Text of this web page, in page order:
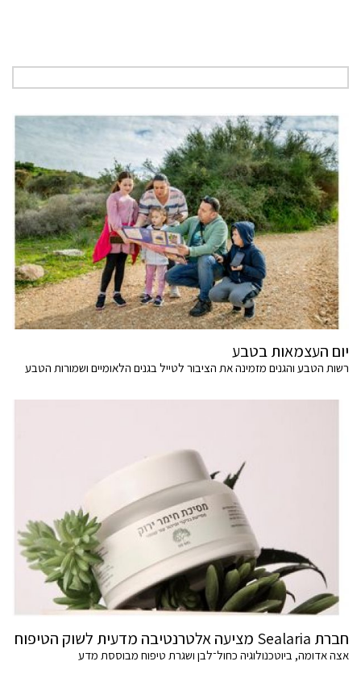
יום העצמאות בטבע
רשות הטבע והגנים מזמינה את הציבור לטייל בגנים הלאומיים ושמורות הטבע
חברת Sealaria מציעה אלטרנטיבה מדעית לשוק הטיפוח
אצה אדומה, ביוטכנולוגיה כחול־לבן ושגרת טיפוח מבוססת מדע